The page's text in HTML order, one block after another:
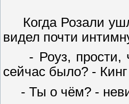
Когда Розали
видел почти
- Роуз, прости,
сейчас было? -
- Ты о чём? -